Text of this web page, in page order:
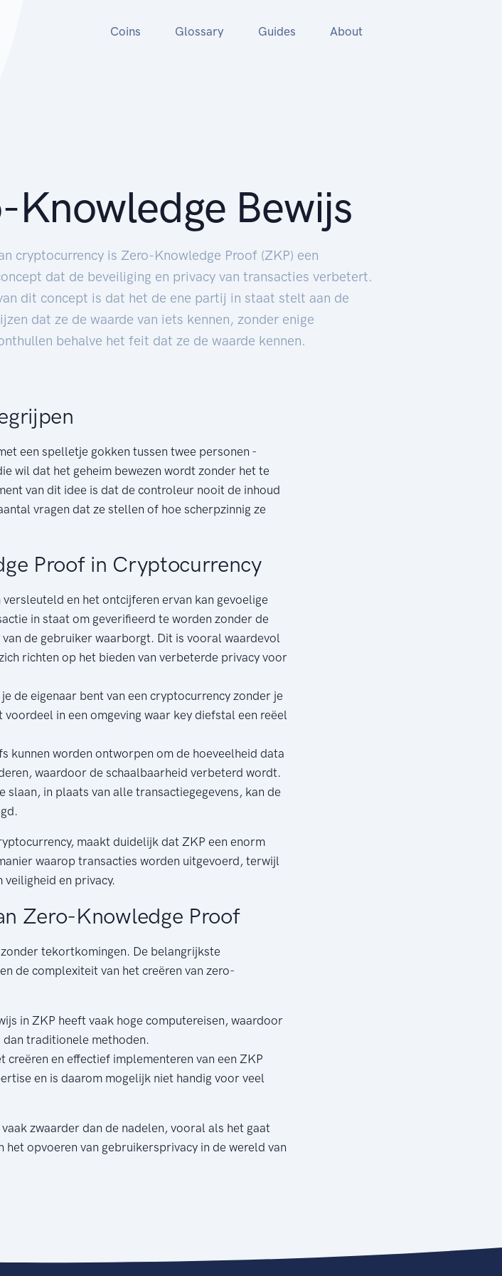
Coins Glossary Guides About
Knowledge Bewijs
cryptocurrency is Zero-Knowledge Proof (ZKP) een
dat de beveiliging en privacy van transacties verbetert.
dit concept is dat het de ene partij in staat stelt aan de
dat ze de waarde van iets kennen, zonder enige
behalve het feit dat ze de waarde kennen.
een spelletje gokken tussen twee personen -
wil dat het geheim bewezen wordt zonder het te
van dit idee is dat de controleur nooit de inhoud
vragen dat ze stellen of hoe scherpzinnig ze
Proof in Cryptocurrency
en het ontcijferen ervan kan gevoelige
in staat om geverifieerd te worden zonder de
de gebruiker waarborgt. Dit is vooral waardevol
richten op het bieden van verbeterde privacy voor
de eigenaar bent van een cryptocurrency zonder je
in een omgeving waar key diefstal een reëel
kunnen worden ontworpen om de hoeveelheid data
waardoor de schaalbaarheid verbeterd wordt.
in plaats van alle transactiegegevens, kan de
maakt duidelijk dat ZKP een enorm
waarop transacties worden uitgevoerd, terwijl
en privacy.
Zero-Knowledge Proof
tekortkomingen. De belangrijkste
de complexiteit van het creëren van zero-
in ZKP heeft vaak hoge computereisen, waardoor
traditionele methoden.
creëren en effectief implementeren van een ZKP
en is daarom mogelijk niet handig voor veel
zwaarder dan de nadelen, vooral als het gaat
opvoeren van gebruikersprivacy in de wereld van